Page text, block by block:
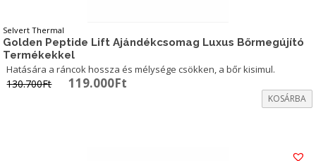
Selvert Thermal
Golden Peptide Lift Ajándékcsomag Luxus Bőrmegújító
Termékekkel
Hatására a ráncok hossza és mélysége csökken, a bőr kisimul.
130.700Ft Original
119.000Ft
KOSÁRBA